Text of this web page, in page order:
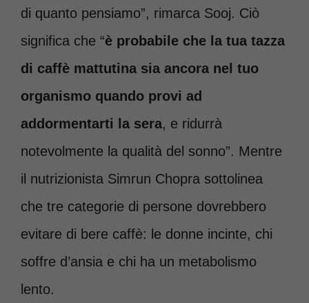
di quanto pensiamo”, rimarca Sooj. Ciò
significa che “è probabile che la tua tazza
di caffè mattutina sia ancora nel tuo
organismo quando provi ad
addormentarti la sera, e ridurrà
notevolmente la qualità del sonno”. Mentre
il nutrizionista Simrun Chopra sottolinea
che tre categorie di persone dovrebbero
evitare di bere caffè: le donne incinte, chi
soffre d’ansia e chi ha un metabolismo
lento.